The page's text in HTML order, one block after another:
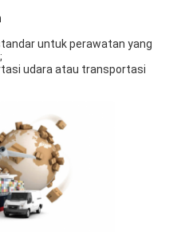
untuk perawatan yang
udara atau transportasi